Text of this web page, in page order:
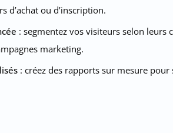
d’achat ou d’inscription.
: segmentez vos visiteurs selon leurs
marketing.
: créez des rapports sur mesure